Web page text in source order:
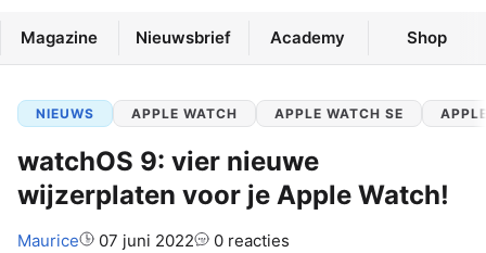
Magazine Nieuwsbrief Academy Shop
NIEUWS APPLE WATCH APPLE WATCH SE
watchOS 9: vier nieuwe
wijzerplaten voor je Apple Watch!
Auteur:
Maurice 07 juni 2022 0 reacties